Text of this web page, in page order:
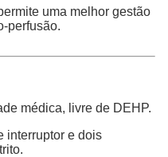
uma melhor gestão
perfusão.
médica, livre de DEHP.
interruptor e dois